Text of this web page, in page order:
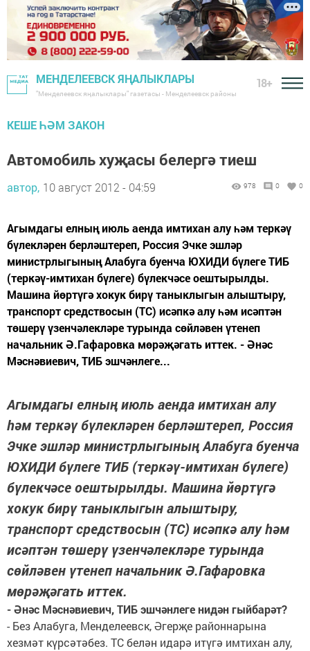
МЕНДЕЛЕЕВСК ЯҢАЛЫКЛАРЫ
"Менделеевск яңалыклары" газетасы - Менделеевск районы
18+
КЕШЕ ҺӘМ ЗАКОН
Автомобиль хуҗасы белергә тиеш
автор, 10 август 2012 - 04:59 978 0 0
Агымдагы елның июль аенда имтихан алу һәм теркәү
бүлекләрен берләштереп, Россия Эчке эшләр
министрлыгының Алабуга буенча ЮХИДИ бүлеге ТИБ
(теркәү-имтихан бүлеге) бүлекчәсе оештырылды.
Машина йөртүгә хокук бирү таныклыгын алыштыру,
транспорт средствосын (ТС) исәпкә алу һәм исәптән
төшерү үзенчәлекләре турында сөйләвен үтенеп
начальник Ә.Гафаровка мөрәҗәгать иттек. - Әнәс
Мәснәвиевич, ТИБ эшчәнлеге...
Агымдагы елның июль аенда имтихан алу
һәм теркәү бүлекләрен берләштереп, Россия
Эчке эшләр министрлыгының Алабуга буенча
ЮХИДИ бүлеге ТИБ (теркәү-имтихан бүлеге)
бүлекчәсе оештырылды. Машина йөртүгә
хокук бирү таныклыгын алыштыру,
транспорт средствосын (ТС) исәпкә алу һәм
исәптән төшерү үзенчәлекләре турында
сөйләвен үтенеп начальник Ә.Гафаровка
мөрәҗәгать иттек.
- Әнәс Мәснәвиевич, ТИБ эшчәнлеге нидән гыйбарәт?
- Без Алабуга, Менделеевск, Әгерҗе районнарына
хезмәт күрсәтәбез. ТС белән идарә итүгә имтихан алу,